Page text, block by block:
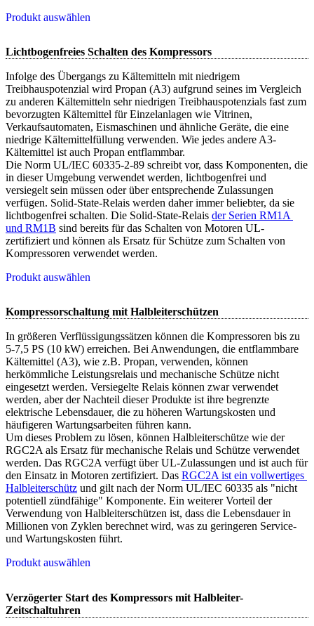
Produkt auswählen
Lichtbogenfreies Schalten des Kompressors
Infolge des Übergangs zu Kältemitteln mit niedrigem
Treibhauspotenzial wird Propan (A3) aufgrund seines im Vergleich
zu anderen Kältemitteln sehr niedrigen Treibhauspotenzials fast zum
bevorzugten Kältemittel für Einzelanlagen wie Vitrinen,
Verkaufsautomaten, Eismaschinen und ähnliche Geräte, die eine
niedrige Kältemittelfüllung verwenden. Wie jedes andere A3-
Kältemittel ist auch Propan entflammbar.
Die Norm UL/IEC 60335-2-89 schreibt vor, dass Komponenten, die
in dieser Umgebung verwendet werden, lichtbogenfrei und
versiegelt sein müssen oder über entsprechende Zulassungen
verfügen. Solid-State-Relais werden daher immer beliebter, da sie
lichtbogenfrei schalten. Die Solid-State-Relais der Serien RM1A
und RM1B sind bereits für das Schalten von Motoren UL-
zertifiziert und können als Ersatz für Schütze zum Schalten von
Kompressoren verwendet werden.
Produkt auswählen
Kompressorschaltung mit Halbleiterschützen
In größeren Verflüssigungssätzen können die Kompressoren bis zu
5-7,5 PS (10 kW) erreichen. Bei Anwendungen, die entflammbare
Kältemittel (A3), wie z.B. Propan, verwenden, können
herkömmliche Leistungsrelais und mechanische Schütze nicht
eingesetzt werden. Versiegelte Relais können zwar verwendet
werden, aber der Nachteil dieser Produkte ist ihre begrenzte
elektrische Lebensdauer, die zu höheren Wartungskosten und
häufigeren Wartungsarbeiten führen kann.
Um dieses Problem zu lösen, können Halbleiterschütze wie der
RGC2A als Ersatz für mechanische Relais und Schütze verwendet
werden. Das RGC2A verfügt über UL-Zulassungen und ist auch für
den Einsatz in Motoren zertifiziert. Das RGC2A ist ein vollwertiges
Halbleiterschütz und gilt nach der Norm UL/IEC 60335 als "nicht
potentiell zündfähige" Komponente. Ein weiterer Vorteil der
Verwendung von Halbleiterschützen ist, dass die Lebensdauer in
Millionen von Zyklen berechnet wird, was zu geringeren Service-
und Wartungskosten führt.
Produkt auswählen
Verzögerter Start des Kompressors mit Halbleiter-
Zeitschaltuhren